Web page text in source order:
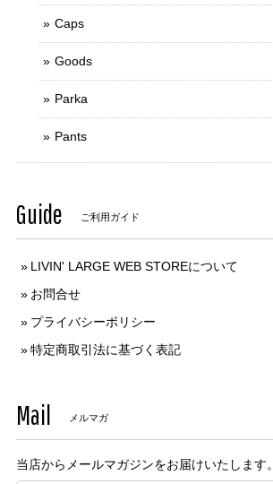
Caps
Goods
Parka
Pants
Guide ご利用ガイド
LIVIN' LARGE WEB STOREについて
お問合せ
プライバシーポリシー
特定商取引法に基づく表記
Mail メルマガ
当店からメールマガジンをお届けいたします。